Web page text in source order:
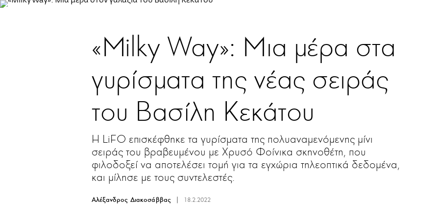
Παράκαμψη
«Milky Way»: Μια μέρα στα
γυρίσματα της νέας σειράς
του Βασίλη Κεκάτου
Η LiFO επισκέφθηκε τα γυρίσματα της πολυαναμενόμενης μίνι
σειράς του βραβευμένου με Χρυσό Φοίνικα σκηνοθέτη, που
φιλοδοξεί να αποτελέσει τομή για τα εγχώρια τηλεοπτικά δεδομένα,
και μίλησε με τους συντελεστές.
Αλέξανδρος Διακοσάββας 18.2.2022